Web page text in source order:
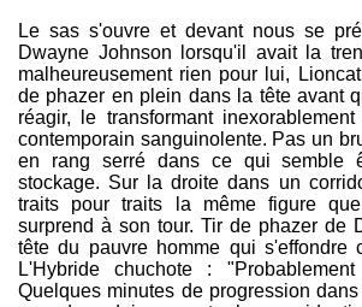
Le sas s'ouvre et devant nous se
Dwayne Johnson lorsqu'il avait la
malheureusement rien pour lui,
de phazer en plein dans la tête avant
réagir, le transformant
contemporain sanguinolente. Pas un
en rang serré dans ce qui semble
stockage. Sur la droite dans un
traits pour traits la même figure
surprend à son tour. Tir de phazer de
tête du pauvre homme qui s'effondre
L'Hybride chuchote :
Quelques minutes de progression